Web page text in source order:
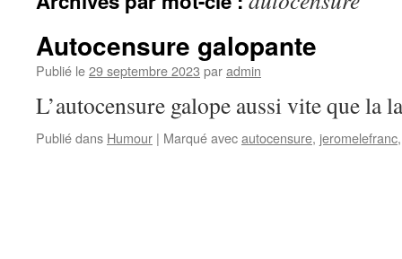
Autocensure galopante
Publié le29 septembre 2023 paradmin
L’autocensure galope aussi vite que la
Publié dans Humour | Marqué avecautocensure, jeromelefranc